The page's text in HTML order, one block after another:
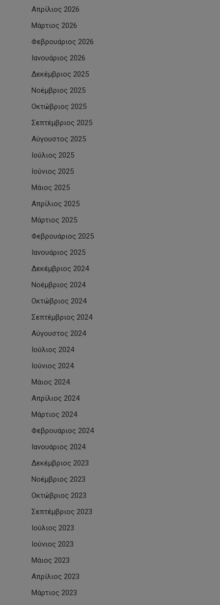
Απρίλιος 2026
Μάρτιος 2026
Φεβρουάριος 2026
Ιανουάριος 2026
Δεκέμβριος 2025
Νοέμβριος 2025
Οκτώβριος 2025
Σεπτέμβριος 2025
Αύγουστος 2025
Ιούλιος 2025
Ιούνιος 2025
Μάιος 2025
Απρίλιος 2025
Μάρτιος 2025
Φεβρουάριος 2025
Ιανουάριος 2025
Δεκέμβριος 2024
Νοέμβριος 2024
Οκτώβριος 2024
Σεπτέμβριος 2024
Αύγουστος 2024
Ιούλιος 2024
Ιούνιος 2024
Μάιος 2024
Απρίλιος 2024
Μάρτιος 2024
Φεβρουάριος 2024
Ιανουάριος 2024
Δεκέμβριος 2023
Νοέμβριος 2023
Οκτώβριος 2023
Σεπτέμβριος 2023
Ιούλιος 2023
Ιούνιος 2023
Μάιος 2023
Απρίλιος 2023
Μάρτιος 2023